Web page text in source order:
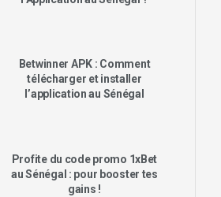
Betwinner APK : Comment
télécharger et installer
l’application au Sénégal
Profite du code promo 1xBet
au Sénégal : pour booster tes
gains !